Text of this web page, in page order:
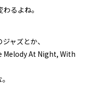
るよね。
ャズとか、
Melody At Night, With